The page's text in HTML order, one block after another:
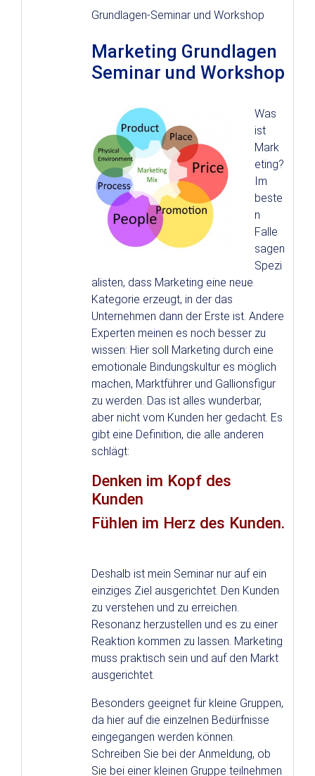
Grundlagen-Seminar und Workshop
Marketing Grundlagen
Seminar und Workshop
Was
ist
Mark
eting?
Im
beste
n
Falle
sagen
Spezi
alisten, dass Marketing eine neue
Kategorie erzeugt, in der das
Unternehmen dann der Erste ist. Andere
Experten meinen es noch besser zu
wissen: Hier soll Marketing durch eine
emotionale Bindungskultur es möglich
machen, Marktführer und Gallionsfigur
zu werden. Das ist alles wunderbar,
aber nicht vom Kunden her gedacht. Es
gibt eine Definition, die alle anderen
schlägt:
Denken im Kopf des
Kunden
Fühlen im Herz des Kunden.
Deshalb ist mein Seminar nur auf ein
einziges Ziel ausgerichtet. Den Kunden
zu verstehen und zu erreichen.
Resonanz herzustellen und es zu einer
Reaktion kommen zu lassen. Marketing
muss praktisch sein und auf den Markt
ausgerichtet.
Besonders geeignet für kleine Gruppen,
da hier auf die einzelnen Bedürfnisse
eingegangen werden können.
Schreiben Sie bei der Anmeldung, ob
Sie bei einer kleinen Gruppe teilnehmen